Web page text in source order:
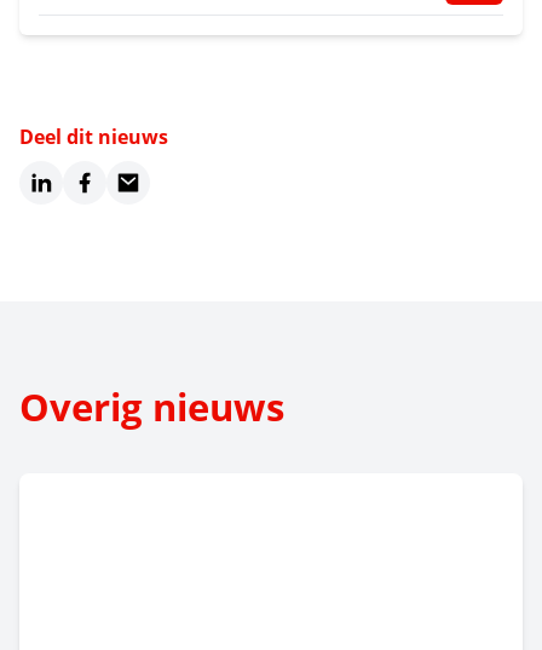
Deel dit nieuws
LinkedInFacebook
Email
Overig nieuws